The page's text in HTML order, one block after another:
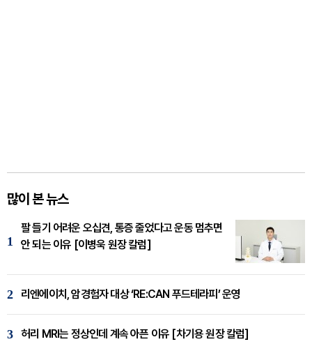
많이 본 뉴스
1
팔 들기 어려운 오십견, 통증 줄었다고 운동 멈추면
안 되는 이유 [이병욱 원장 칼럼]
2 리엔에이치, 암경험자 대상 ‘RE:CAN 푸드테라피’ 운영
3 허리 MRI는 정상인데 계속 아픈 이유 [차기용 원장 칼럼]